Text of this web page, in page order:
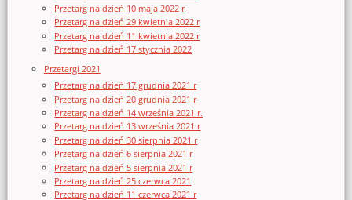
Przetarg na dzień 10 maja 2022 r
Przetarg na dzień 29 kwietnia 2022 r
Przetarg na dzień 11 kwietnia 2022 r
Przetarg na dzień 17 stycznia 2022
Przetargi 2021
Przetarg na dzień 17 grudnia 2021 r
Przetarg na dzień 20 grudnia 2021 r
Przetarg na dzień 14 września 2021 r.
Przetarg na dzień 13 września 2021 r
Przetarg na dzień 30 sierpnia 2021 r
Przetarg na dzień 6 sierpnia 2021 r
Przetarg na dzień 5 sierpnia 2021 r
Przetarg na dzień 25 czerwca 2021
Przetarg na dzień 11 czerwca 2021 r